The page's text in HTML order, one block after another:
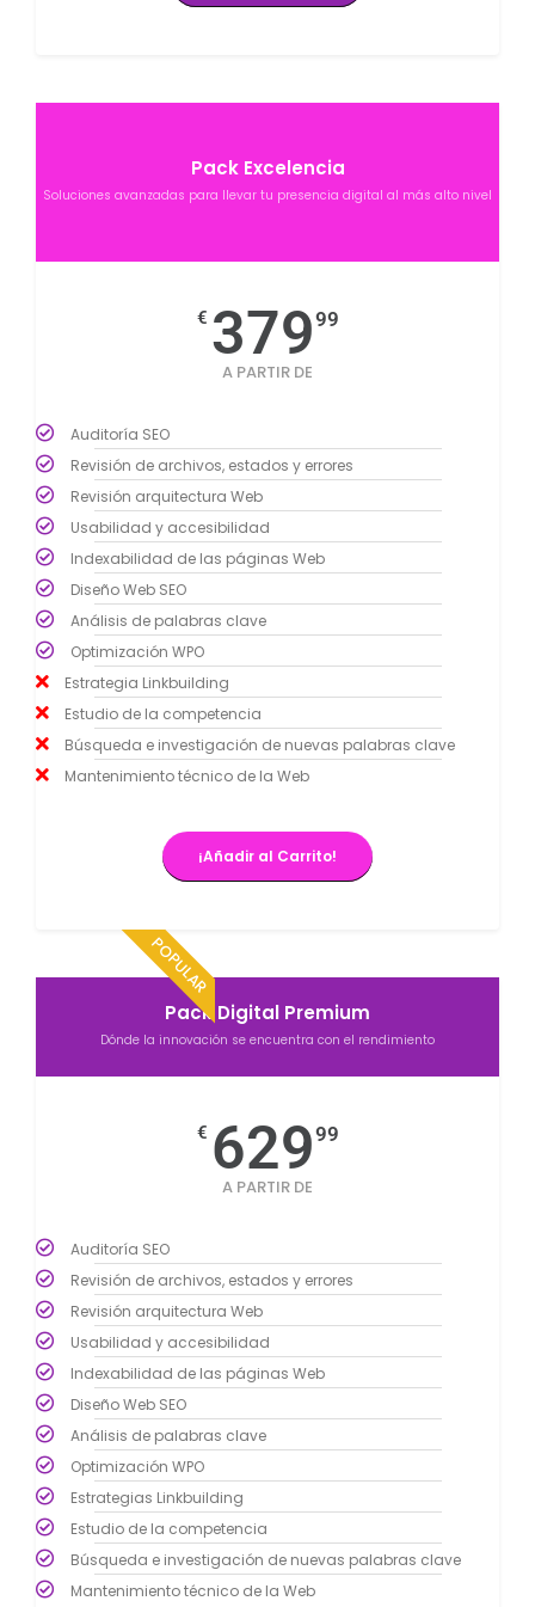
Pack Excelencia
Soluciones avanzadas para llevar tu presencia digital al más alto nivel
€ 37999
A PARTIR DE
Auditoría SEO
Revisión de archivos, estados y errores
Revisión arquitectura Web
Usabilidad y accesibilidad
Indexabilidad de las páginas Web
Diseño Web SEO
Análisis de palabras clave
Optimización WPO
Estrategia Linkbuilding
Estudio de la competencia
Búsqueda e investigación de nuevas palabras clave
Mantenimiento técnico de la Web
¡Añadir al Carrito!
POPULAR
Pack Digital Premium
Dónde la innovación se encuentra con el rendimiento
€ 62999
A PARTIR DE
Auditoría SEO
Revisión de archivos, estados y errores
Revisión arquitectura Web
Usabilidad y accesibilidad
Indexabilidad de las páginas Web
Diseño Web SEO
Análisis de palabras clave
Optimización WPO
Estrategias Linkbuilding
Estudio de la competencia
Búsqueda e investigación de nuevas palabras clave
Mantenimiento técnico de la Web